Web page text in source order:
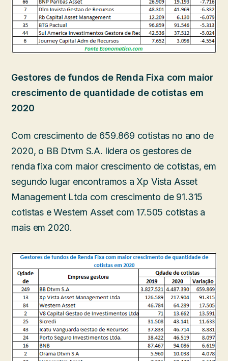
Gestores de fundos de Renda Fixa com maior
crescimento de quantidade de cotistas em
2020
Com crescimento de 659.869 cotistas no ano de
2020, o BB Dtvm S.A. lidera os gestores de
renda fixa com maior crescimento de cotistas, em
segundo lugar encontramos a Xp Vista Asset
Management Ltda com crescimento de 91.315
cotistas e Western Asset com 17.505 cotistas a
mais em 2020.